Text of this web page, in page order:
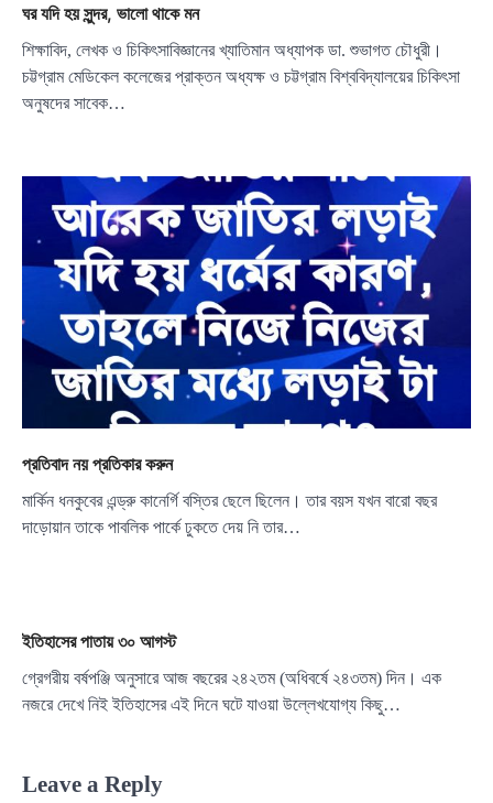
ঘর যদি হয় সুন্দর, ভালো থাকে মন
শিক্ষাবিদ, লেখক ও চিকিৎসাবিজ্ঞানের খ্যাতিমান অধ্যাপক ডা. শুভাগত চৌধুরী।
চট্টগ্রাম মেডিকেল কলেজের প্রাক্তন অধ্যক্ষ ও চট্টগ্রাম বিশ্ববিদ্যালয়ের চিকিৎসা
অনুষদের সাবেক…
প্রতিবাদ নয় প্রতিকার করুন
মার্কিন ধনকুবের এন্ড্রু কানের্গি বস্তির ছেলে ছিলেন। তার বয়স যখন বারো বছর
দাড়োয়ান তাকে পাবলিক পার্কে ঢুকতে দেয় নি তার…
ইতিহাসের পাতায় ৩০ আগস্ট
গ্রেগরীয় বর্ষপঞ্জি অনুসারে আজ বছরের ২৪২তম (অধিবর্ষে ২৪৩তম) দিন। এক
নজরে দেখে নিই ইতিহাসের এই দিনে ঘটে যাওয়া উল্লেখযোগ্য কিছু…
Leave a Reply